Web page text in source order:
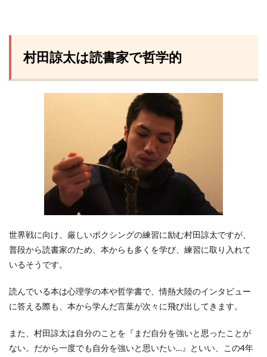
村田諒太は読書家で哲学的
世界戦に向け、厳しいボクシングの練習に励む村田諒太ですが、
普段から読書家のため、本からも多くを学び、練習に取り入れて
いるそうです。
読んでいる本は心理学の本や哲学書で、情熱大陸のインタビュー
に答える際も、本から学んだ言葉が次々に飛び出してきます。
また、村田諒太は自分のことを『まだ自分を強いと思ったことが
ない。だから一度でも自分を強いと思いたい…』といい、この4年